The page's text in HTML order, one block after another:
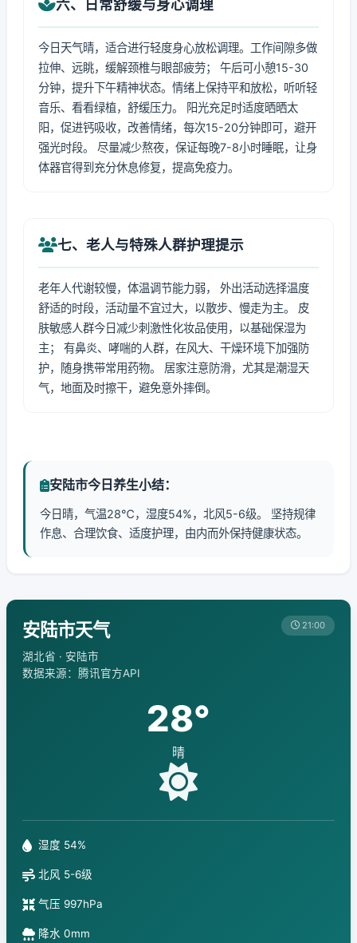
六、日常舒缓与身心调理
今日天气晴，适合进行轻度身心放松调理。工作间隙多做
拉伸、远眺，缓解颈椎与眼部疲劳； 午后可小憩15-30
分钟，提升下午精神状态。情绪上保持平和放松，听听轻
音乐、看看绿植，舒缓压力。 阳光充足时适度晒晒太
阳，促进钙吸收，改善情绪，每次15-20分钟即可，避开
强光时段。 尽量减少熬夜，保证每晚7-8小时睡眠，让身
体器官得到充分休息修复，提高免疫力。
七、老人与特殊人群护理提示
老年人代谢较慢，体温调节能力弱， 外出活动选择温度
舒适的时段，活动量不宜过大，以散步、慢走为主。 皮
肤敏感人群今日减少刺激性化妆品使用，以基础保湿为
主； 有鼻炎、哮喘的人群，在风大、干燥环境下加强防
护，随身携带常用药物。 居家注意防滑，尤其是潮湿天
气，地面及时擦干，避免意外摔倒。
安陆市今日养生小结：
今日晴，气温28℃，湿度54%，北风5-6级。 坚持规律
作息、合理饮食、适度护理，由内而外保持健康状态。
安陆市天气
湖北省 · 安陆市
数据来源：腾讯官方API
21:00
28°
晴
湿度 54%
北风 5-6级
气压 997hPa
降水 0mm